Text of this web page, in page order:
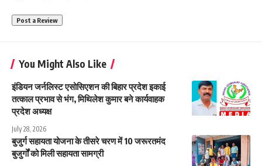
You Might Also Like
इंडियन जर्नलिस्ट एसोसिएशन की बिहार प्रदेश इकाई
तत्काल प्रभाव से भंग, मिथिलेश कुमार बने कार्यवाहक
प्रदेश अध्यक्ष
July 28, 2026
बुजुर्ग सहायता योजना के तीसरे चरण में 10 जरूरतमंद
बुजुर्गों को मिली सहायता सामग्री